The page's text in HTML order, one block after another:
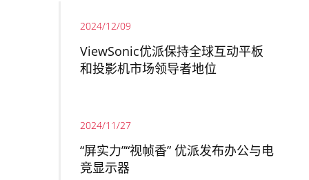
2024/12/09
ViewSonic优派保持全球互动平板
和投影机市场领导者地位
2024/11/27
“屏实力”“视帧香” 优派发布办公与电
竞显示器